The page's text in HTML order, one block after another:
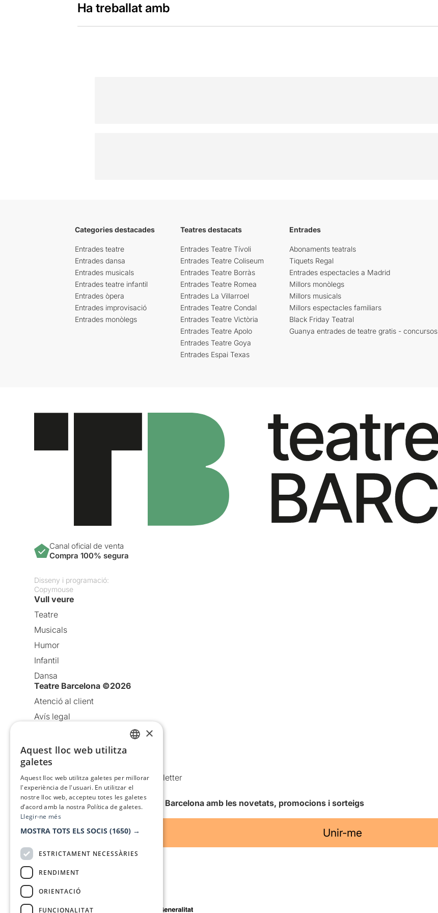
Ha treballat amb
Categories destacades
Entrades teatre
Entrades dansa
Entrades musicals
Entrades teatre infantil
Entrades òpera
Entrades improvisació
Entrades monòlegs
Teatres destacats
Entrades Teatre Tívoli
Entrades Teatre Coliseum
Entrades Teatre Borràs
Entrades Teatre Romea
Entrades La Villarroel
Entrades Teatre Condal
Entrades Teatre Victòria
Entrades Teatre Apolo
Entrades Teatre Goya
Entrades Espai Texas
Entrades
Abonaments teatrals
Tiquets Regal
Entrades espectacles a Madrid
Millors monòlegs
Millors musicals
Millors espectacles familiars
Black Friday Teatral
Guanya entrades de teatre gratis - concursos
Canal oficial de venta
Compra 100% segura
Disseny i programació:
Copymouse
Vull veure
Teatre
Musicals
Humor
Infantil
Dansa
Teatre Barcelona ©2026
Atenció al client
Avís legal
Política de cookies
Condicions d’ús
Comunicacions comercials i Newsletter
Anuncia’t
Vull rebre la newsletter de Teatre Barcelona amb les novetats, promocions i sorteigs
Unir-me
Amb el suport de
×
Aquest lloc web utilitza
galetes
Aquest lloc web utilitza galetes per millorar
l'experiència de l'usuari. En utilitzar el
nostre lloc web, accepteu totes les galetes
d’acord amb la nostra Política de galetes.
Llegir-ne més
MOSTRA TOTS ELS SOCIS (1650) →
ESTRICTAMENT NECESSÀRIES
RENDIMENT
ORIENTACIÓ
FUNCIONALITAT